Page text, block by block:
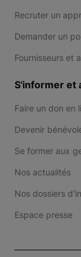
Recruter un
Demander un
Fournisseurs et
S'informer et
Faire un don en
Devenir
Se former aux
Nos actualités
Nos dossiers
Espace presse